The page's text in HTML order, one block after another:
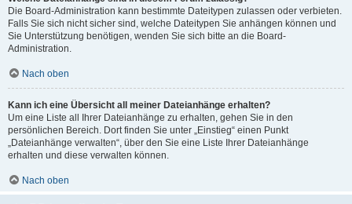
Die Board-Administration kann bestimmte Dateitypen zulassen oder verbieten.
Falls Sie sich nicht sicher sind, welche Dateitypen Sie anhängen können und
Sie Unterstützung benötigen, wenden Sie sich bitte an die Board-
Administration.
Nach oben
Kann ich eine Übersicht all meiner Dateianhänge erhalten?
Um eine Liste all Ihrer Dateianhänge zu erhalten, gehen Sie in den
persönlichen Bereich. Dort finden Sie unter „Einstieg“ einen Punkt
„Dateianhänge verwalten“, über den Sie eine Liste Ihrer Dateianhänge
erhalten und diese verwalten können.
Nach oben